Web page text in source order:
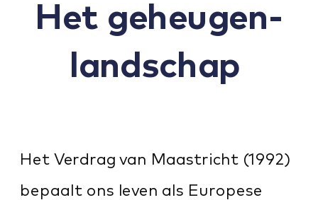
Het Verdrag van Maastricht (1992)
bepaalt ons leven als Europese
Het geheugen-
landschap